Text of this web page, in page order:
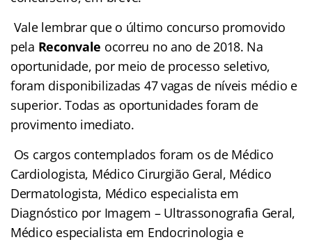
Vale lembrar que o último concurso promovido
pela Reconvale ocorreu no ano de 2018. Na
oportunidade, por meio de processo seletivo,
foram disponibilizadas 47 vagas de níveis médio e
superior. Todas as oportunidades foram de
provimento imediato.
Os cargos contemplados foram os de Médico
Cardiologista, Médico Cirurgião Geral, Médico
Dermatologista, Médico especialista em
Diagnóstico por Imagem – Ultrassonografia Geral,
Médico especialista em Endocrinologia e